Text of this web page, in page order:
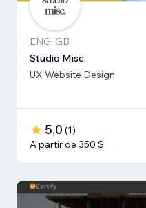
ENG, GB
Studio Misc.
UX Website Design
5,0 (1)
A partir de 350 $